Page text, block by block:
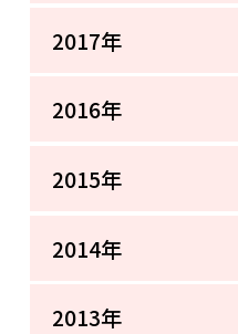
2017年
2016年
2015年
2014年
2013年